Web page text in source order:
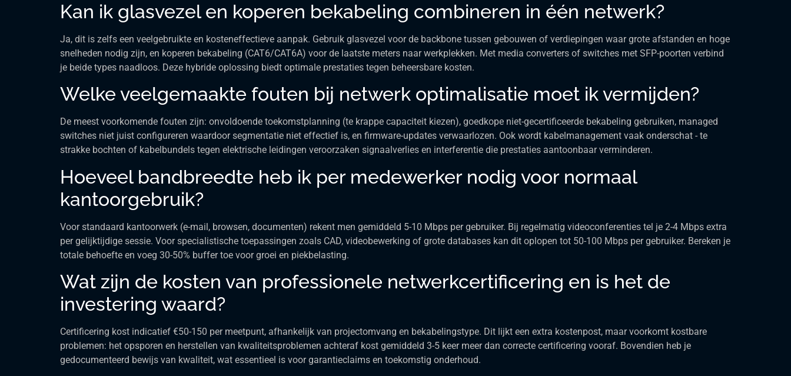
Kan ik glasvezel en koperen bekabeling combineren in één netwerk?
Ja, dit is zelfs een veelgebruikte en kosteneffectieve aanpak. Gebruik glasvezel voor de backbone tussen gebouwen of verdiepingen waar grote afstanden en hoge
snelheden nodig zijn, en koperen bekabeling (CAT6/CAT6A) voor de laatste meters naar werkplekken. Met media converters of switches met SFP-poorten verbind
je beide types naadloos. Deze hybride oplossing biedt optimale prestaties tegen beheersbare kosten.
Welke veelgemaakte fouten bij netwerk optimalisatie moet ik vermijden?
De meest voorkomende fouten zijn: onvoldoende toekomstplanning (te krappe capaciteit kiezen), goedkope niet-gecertificeerde bekabeling gebruiken, managed
switches niet juist configureren waardoor segmentatie niet effectief is, en firmware-updates verwaarlozen. Ook wordt kabelmanagement vaak onderschat - te
strakke bochten of kabelbundels tegen elektrische leidingen veroorzaken signaalverlies en interferentie die prestaties aantoonbaar verminderen.
Hoeveel bandbreedte heb ik per medewerker nodig voor normaal
kantoorgebruik?
Voor standaard kantoorwerk (e-mail, browsen, documenten) rekent men gemiddeld 5-10 Mbps per gebruiker. Bij regelmatig videoconferenties tel je 2-4 Mbps extra
per gelijktijdige sessie. Voor specialistische toepassingen zoals CAD, videobewerking of grote databases kan dit oplopen tot 50-100 Mbps per gebruiker. Bereken je
totale behoefte en voeg 30-50% buffer toe voor groei en piekbelasting.
Wat zijn de kosten van professionele netwerkcertificering en is het de
investering waard?
Certificering kost indicatief €50-150 per meetpunt, afhankelijk van projectomvang en bekabelingstype. Dit lijkt een extra kostenpost, maar voorkomt kostbare
problemen: het opsporen en herstellen van kwaliteitsproblemen achteraf kost gemiddeld 3-5 keer meer dan correcte certificering vooraf. Bovendien heb je
gedocumenteerd bewijs van kwaliteit, wat essentieel is voor garantieclaims en toekomstig onderhoud.